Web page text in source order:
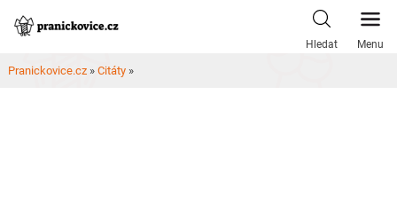
Skip
Hledat Menu
Pranickovice.cz » Citáty »